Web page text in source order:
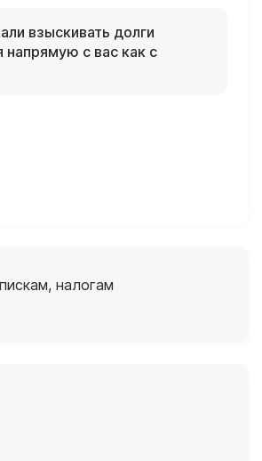
взыскивать долги
напрямую с вас как с
налогам